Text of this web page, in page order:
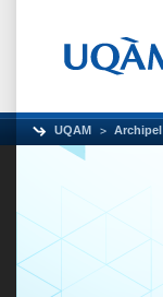
UQAM Archipel